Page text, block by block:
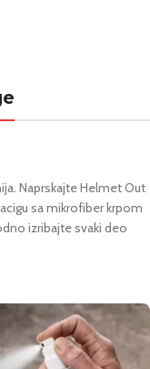
Naprskajte Helmet Out
sa mikrofiber krpom
izribajte svaki deo